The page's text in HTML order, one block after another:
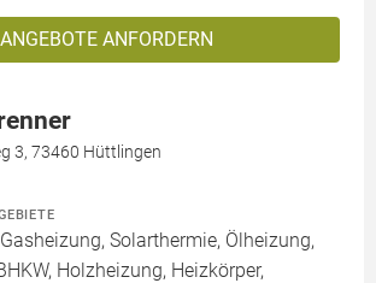
ANGEBOTE ANFORDERN
3, 73460 Hüttlingen
Solarthermie, Ölheizung,
Holzheizung, Heizkörper,